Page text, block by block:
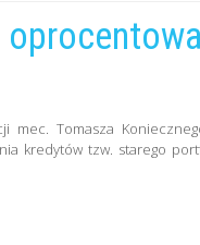
mec. Tomasza
kredytów tzw. starego